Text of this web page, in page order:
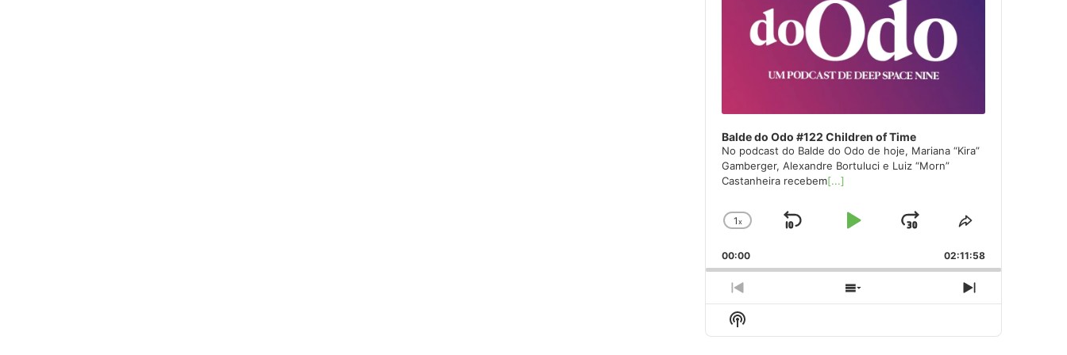
Balde do Odo #122 Children of Time
No podcast do Balde do Odo de hoje, Mariana “Kira”
Gamberger, Alexandre Bortuluci e Luiz “Morn”
Castanheira recebem[...]
Change
Rate
1x
Skip
Play
Jump
Forward
Share
Episode
00:00 02:11:58
Previous
Episode
Show
Episodes
Next
Episode
Show
Podcast